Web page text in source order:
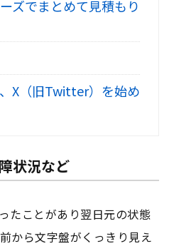
ズでまとめて見積もり
X（旧Twitter）を始め
状況など
たことがあり翌日元の状態
から文字盤がくっきり見え